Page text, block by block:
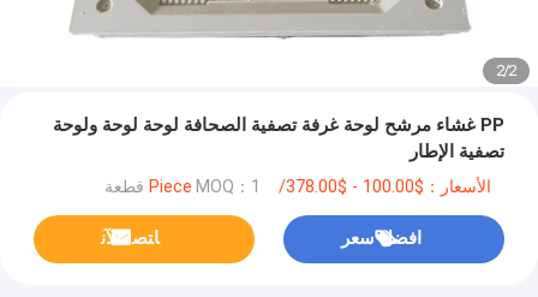
2
/
2
PP غشاء مرشح لوحة غرفة تصفية الصحافة لوحة لوحة ولوحة
تصفية الإطار
الأسعار：$100.00 - $378.00/ Piece MOQ：1 قطعة
افضل سعر ﺎﺘﺼﻟ ﺍﻶﻧ